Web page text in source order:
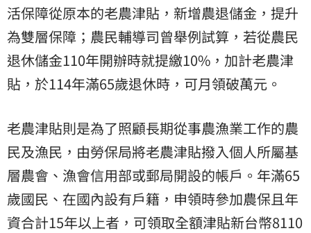
活保障從原本的老農津貼，新增農退儲金，提升
為雙層保障；農民輔導司曾舉例試算，若從農民
退休儲金110年開辦時就提繳10%，加計老農津
貼，於114年滿65歲退休時，可月領破萬元。
老農津貼則是為了照顧長期從事農漁業工作的農
民及漁民，由勞保局將老農津貼撥入個人所屬基
層農會、漁會信用部或郵局開設的帳戶。年滿65
歲國民、在國內設有戶籍，申領時參加農保且年
資合計15年以上者，可領取全額津貼新台幣8110